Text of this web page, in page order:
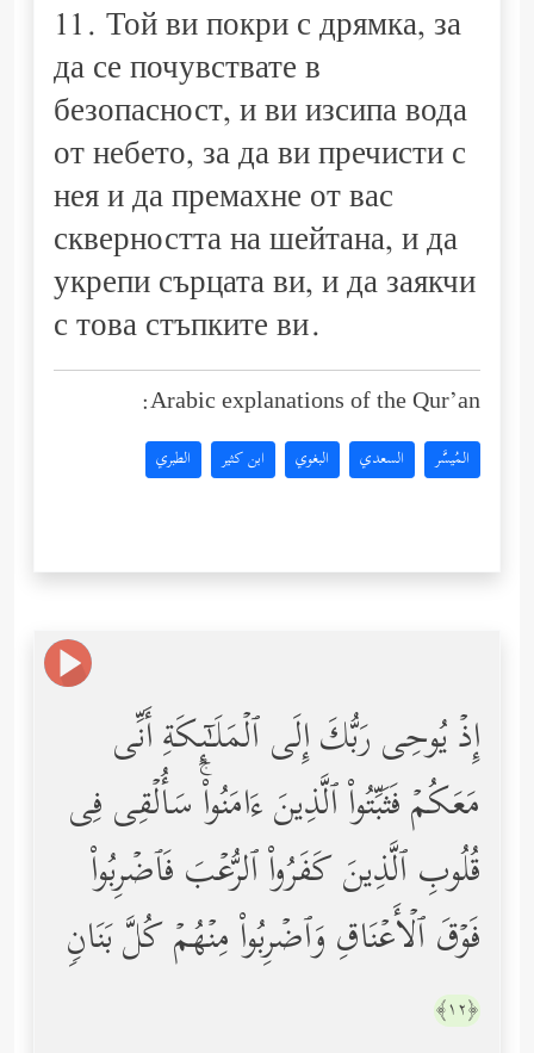
11. Той ви покри с дрямка, за
да се почувствате в
безопасност, и ви изсипа вода
от небето, за да ви пречисти с
нея и да премахне от вас
скверността на шейтана, и да
укрепи сърцата ви, и да заякчи
с това стъпките ви.
Arabic explanations of the Qur’an:
المُيسَّر السعدي البغوي ابن كثير الطبري
إِذۡ یُوحِی رَبُّكَ إِلَى ٱلۡمَلَـٰۤىِٕكَةِ أَنِّی
مَعَكُمۡ فَثَبِّتُواْ ٱلَّذِینَ ءَامَنُواْۚ سَأُلۡقِی فِی
قُلُوبِ ٱلَّذِینَ كَفَرُواْ ٱلرُّعۡبَ فَٱضۡرِبُواْ
فَوۡقَ ٱلۡأَعۡنَاقِ وَٱضۡرِبُواْ مِنۡهُمۡ كُلَّ بَنَانࣲ
﴿١٢﴾